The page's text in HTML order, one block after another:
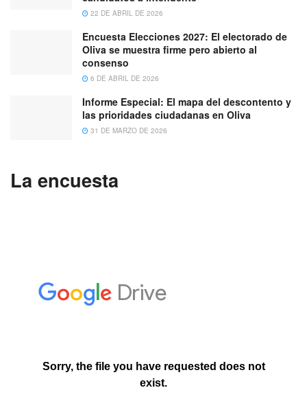
22 DE ABRIL DE 2026
Encuesta Elecciones 2027: El electorado de
Oliva se muestra firme pero abierto al
consenso
6 DE ABRIL DE 2026
Informe Especial: El mapa del descontento y
las prioridades ciudadanas en Oliva
31 DE MARZO DE 2026
La encuesta